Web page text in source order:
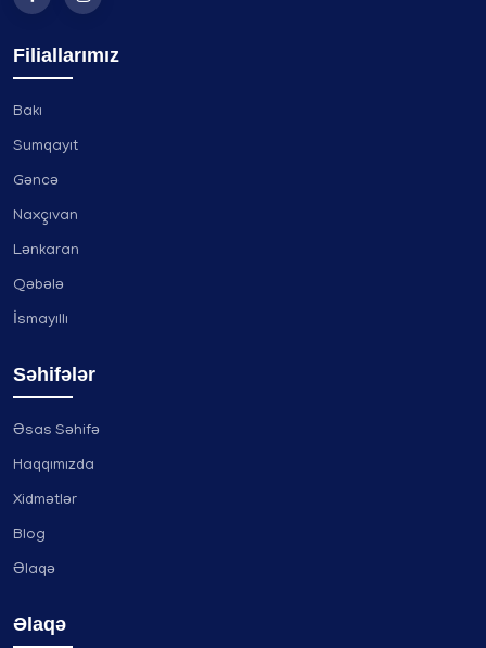
Filiallarımız
Bakı
Sumqayıt
Gəncə
Naxçıvan
Lənkaran
Qəbələ
İsmayıllı
Səhifələr
Əsas Səhifə
Haqqımızda
Xidmətlər
Blog
Əlaqə
Əlaqə